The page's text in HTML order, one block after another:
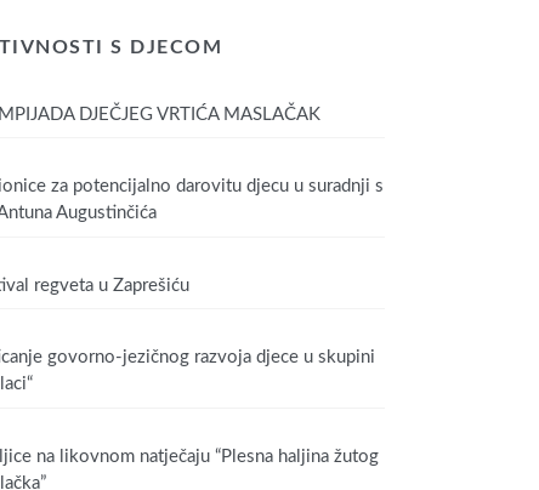
S DJECOM
DJEČJEG VRTIĆA MASLAČAK
za potencijalno darovitu djecu u suradnji s
Augustinčića
regveta u Zaprešiću
govorno-jezičnog razvoja djece u skupini
na likovnom natječaju “Plesna haljina žutog